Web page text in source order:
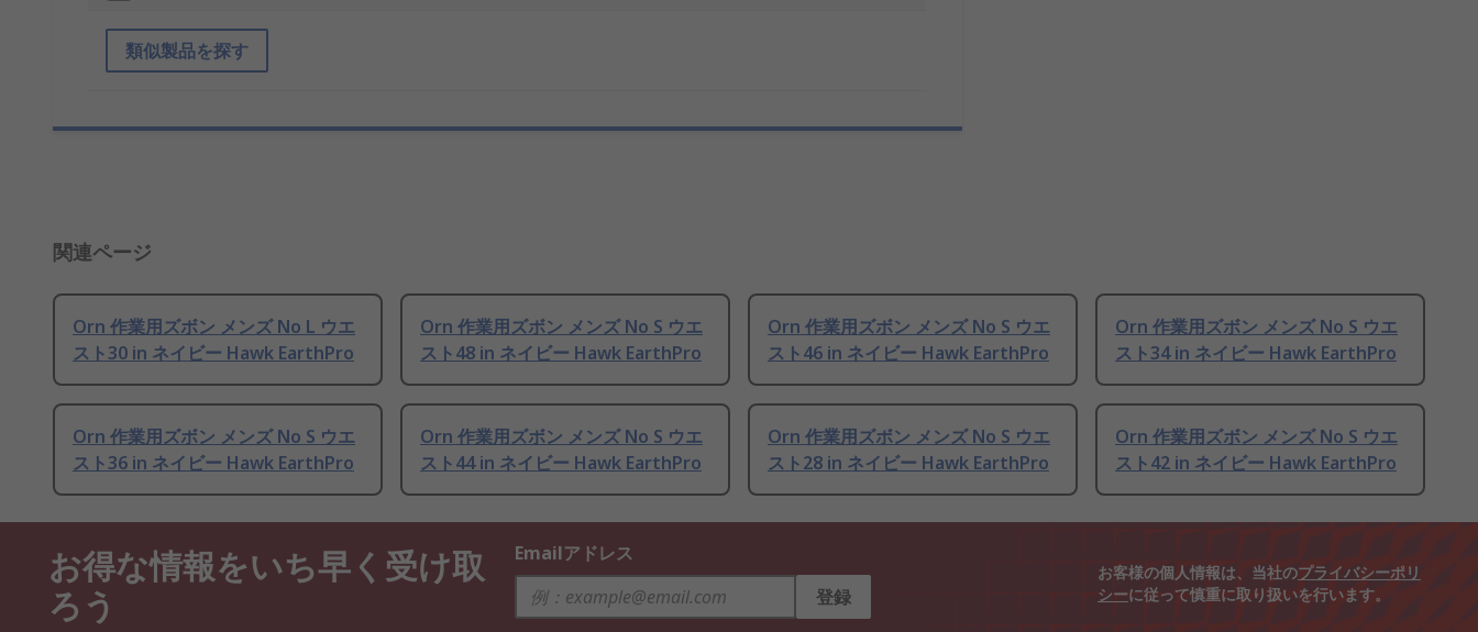
類似製品を探す
関連ページ
Orn 作業用ズボン メンズ No L ウエ
スト30 in ネイビー Hawk EarthPro
Orn 作業用ズボン メンズ No S ウエ
スト48 in ネイビー Hawk EarthPro
Orn 作業用ズボン メンズ No S ウエ
スト46 in ネイビー Hawk EarthPro
Orn 作業用ズボン メンズ No S ウエ
スト34 in ネイビー Hawk EarthPro
Orn 作業用ズボン メンズ No S ウエ
スト36 in ネイビー Hawk EarthPro
Orn 作業用ズボン メンズ No S ウエ
スト44 in ネイビー Hawk EarthPro
Orn 作業用ズボン メンズ No S ウエ
スト28 in ネイビー Hawk EarthPro
Orn 作業用ズボン メンズ No S ウエ
スト42 in ネイビー Hawk EarthPro
お得な情報をいち早く受け取
ろう
Emailアドレス
登録
お客様の個人情報は、当社のプライバシーポリ
シーに従って慎重に取り扱いを行います。